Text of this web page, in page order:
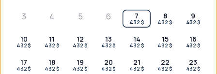
3 4 5 6 7
432 $
8
432 $
9
432 $
10
432 $
11
432 $
12
432 $
13
432 $
14
432 $
15
432 $
16
432 $
17
432 $
18
432 $
19
432 $
20
432 $
21
432 $
22
432 $
23
432 $